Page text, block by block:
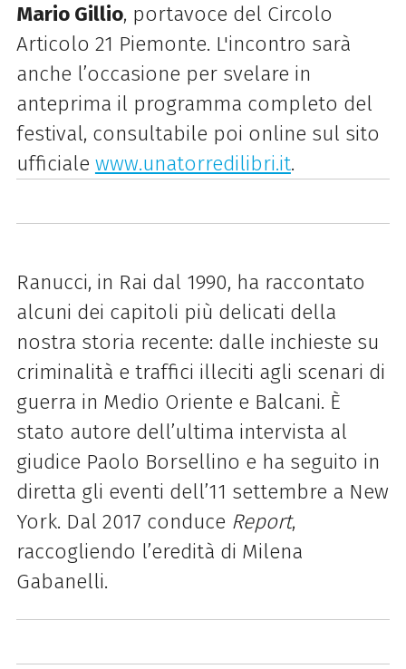
Mario Gillio, portavoce del Circolo
Articolo 21 Piemonte. L'incontro sarà
anche l’occasione per svelare in
anteprima il programma completo del
festival, consultabile poi online sul sito
ufficiale www.unatorredilibri.it.
Ranucci, in Rai dal 1990, ha raccontato
alcuni dei capitoli più delicati della
nostra storia recente: dalle inchieste su
criminalità e traffici illeciti agli scenari di
guerra in Medio Oriente e Balcani. È
stato autore dell’ultima intervista al
giudice Paolo Borsellino e ha seguito in
diretta gli eventi dell’11 settembre a New
York. Dal 2017 conduce Report,
raccogliendo l’eredità di Milena
Gabanelli.